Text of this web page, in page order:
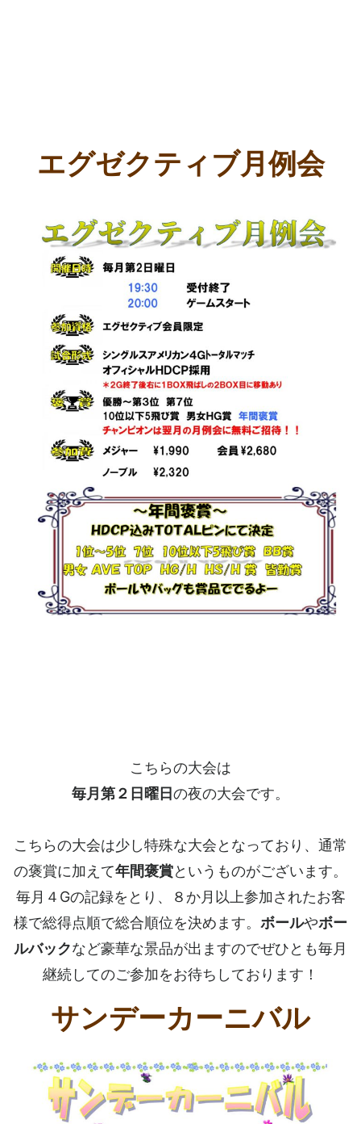
エグゼクティブ月例会
こちらの大会は
毎月第２日曜日の夜の大会です。
こちらの大会は少し特殊な大会となっており、通常
の褒賞に加えて年間褒賞というものがございます。
毎月４Gの記録をとり、８か月以上参加されたお客
様で総得点順で総合順位を決めます。 ボールやボー
ルバックなど豪華な景品が出ますのでぜひとも毎月
継続してのご参加をお待ちしております！
サンデーカーニバル